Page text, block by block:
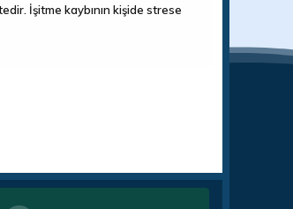
İşitme kaybının kişide strese